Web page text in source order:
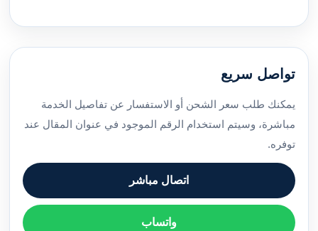
تواصل سريع
يمكنك طلب سعر الشحن أو الاستفسار عن تفاصيل الخدمة
مباشرة، وسيتم استخدام الرقم الموجود في عنوان المقال عند
توفره.
اتصال مباشر
واتساب